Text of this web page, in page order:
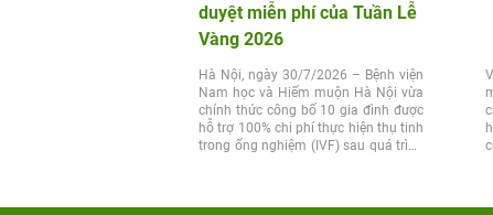
duyệt miễn phí của Tuần Lễ
Vàng 2026
Hà Nội, ngày 30/7/2026 – Bệnh viện
Nam học và Hiếm muộn Hà Nội vừa
chính thức công bố 10 gia đình được
hỗ trợ 100% chi phí thực hiện thụ tinh
trong ống nghiệm (IVF) sau quá trình